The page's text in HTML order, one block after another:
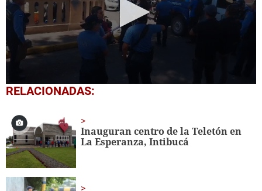
0
seconds
minute,
0
RELACIONADAS:
Inauguran centro de la Teletón en
La Esperanza, Intibucá